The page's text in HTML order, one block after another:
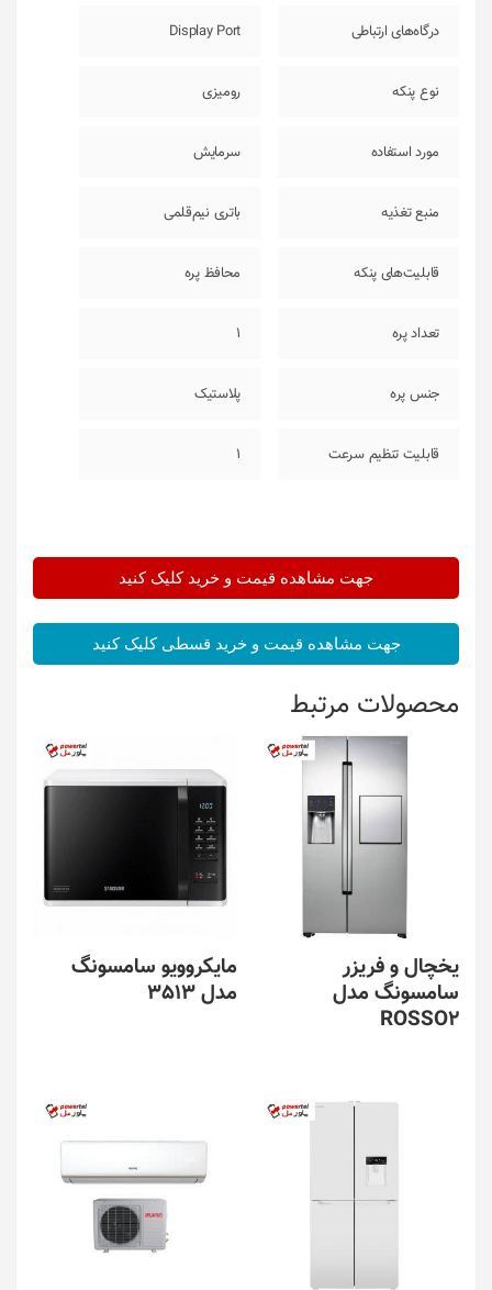
درگاه‌های ارتباطی Display Port
نوع پنکه رومیزی
مورد استفاده سرمایش
منبع تغذیه باتری نیم‌قلمی
قابلیت‌های پنکه محافظ پره
تعداد پره 1
جنس پره پلاستیک
قابلیت تنظیم سرعت 1
جهت مشاهده قیمت و خرید کلیک کنید
جهت مشاهده قیمت و خرید قسطی کلیک کنید
محصولات مرتبط
یخچال و فریزر
سامسونگ مدل
ROSSO2
مایکروویو سامسونگ
مدل 3513